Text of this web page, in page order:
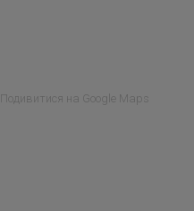
Подивитися на Google Maps